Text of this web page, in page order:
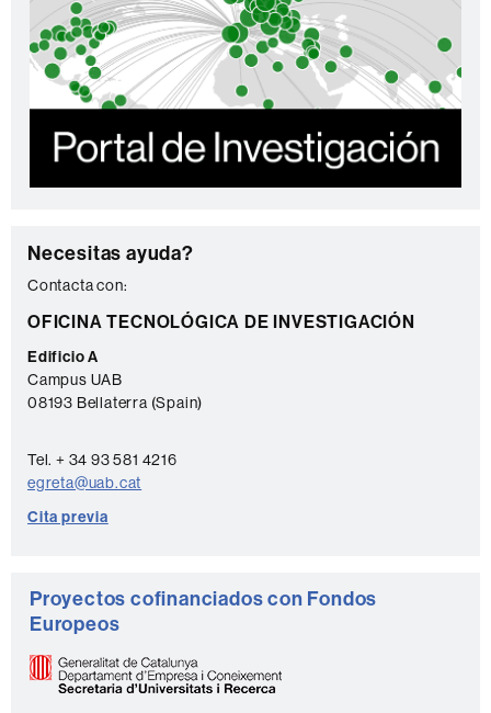
C
o
n
t
a
c
t
o
Necesitas ayuda?
Contacta con:
OFICINA TECNOLÓGICA DE INVESTIGACIÓN
Edificio A
Campus UAB
08193 Bellaterra (Spain)
Tel. + 34 93 581 4216
egreta@uab.cat
Cita previa
Proyectos cofinanciados con Fondos
Europeos